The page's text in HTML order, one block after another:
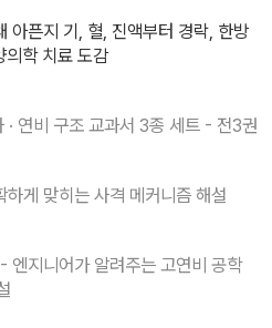
아픈지 기, 혈, 진액부터 경락, 한방
의학 치료 도감
· 연비 구조 교과서 3종 세트 - 전3권
게 맞히는 사격 메커니즘 해설
엔지니어가 알려주는 고연비 공학